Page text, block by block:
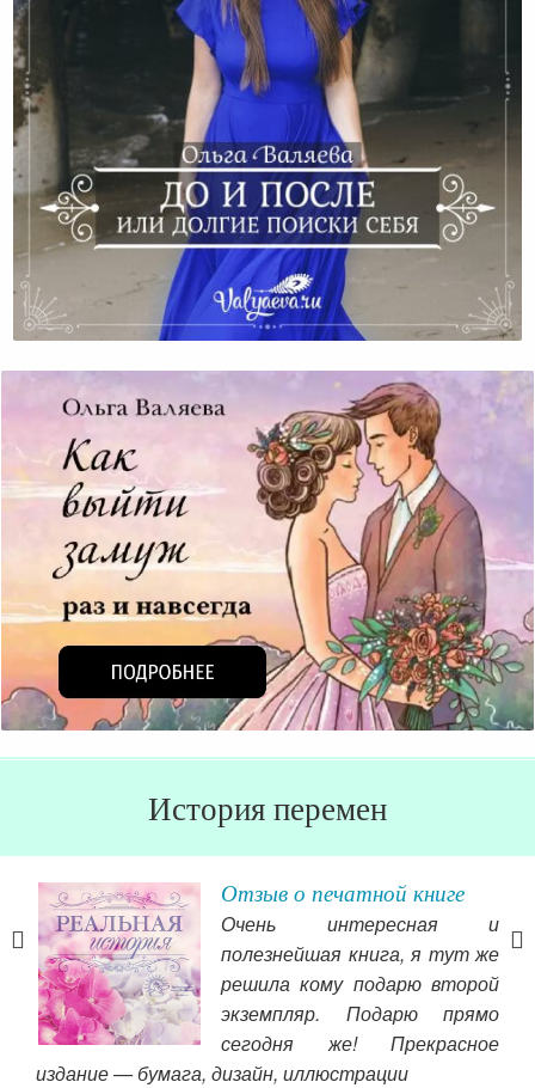
До И После Или Долгие Поиски Себя
История перемен
Отзыв о печатной книге
Очень интересная и
полезнейшая книга, я тут же
решила кому подарю второй
экземпляр. Подарю прямо
сегодня же! Прекрасное
издание — бумага, дизайн, иллюстрации